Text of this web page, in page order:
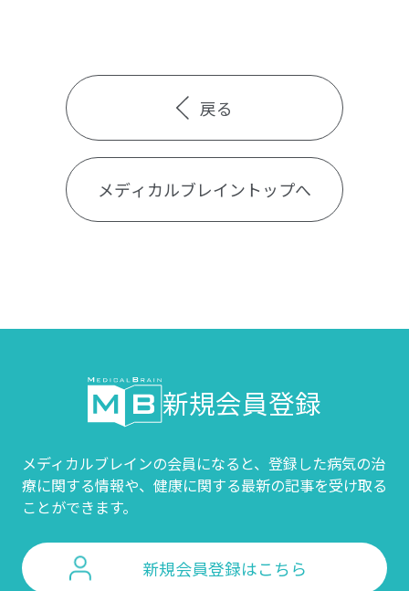
戻る
メディカルブレイントップへ
新規会員登録
メディカルブレインの会員になると、登録した病気の治
療に関する情報や、 健康に関する最新の記事を受け取る
ことができます。
新規会員登録はこちら